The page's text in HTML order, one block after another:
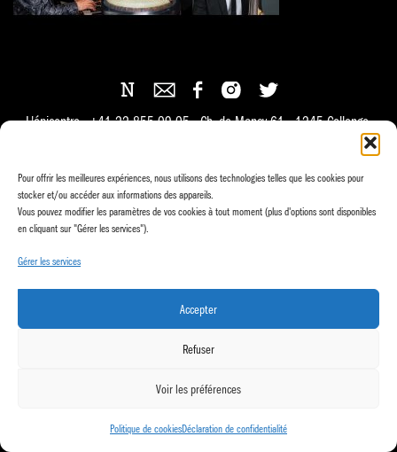
Pour offrir les meilleures expériences, nous utilisons des technologies telles que les cookies pour
stocker et/ou accéder aux informations des appareils.
Vous pouvez modifier les paramètres de vos cookies à tout moment (plus d'options sont disponibles
en cliquant sur "Gérer les services").
Gérer les services
Accepter
Refuser
Voir les préférences
Politique de cookiesDéclaration de confidentialité
L'épicentre +41 22 855 09 05 Ch. de Mancy 61 1245 Collonge-